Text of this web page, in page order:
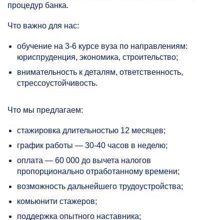
процедур банка.
Что важно для нас:
обучение на3-6 курсе вуза по направлениям:
юриспруденция, экономика, строительство;
внимательность к деталям, ответственность,
стрессоустойчивость.
Что мы предлагаем:
стажировка длительностью 12 месяцев;
график работы —30-40 часов в неделю;
оплата — 60 000 до вычета налогов
пропорционально отработанному времени;
возможность дальнейшего трудоустройства;
комьюнити стажеров;
поддержка опытного наставника;